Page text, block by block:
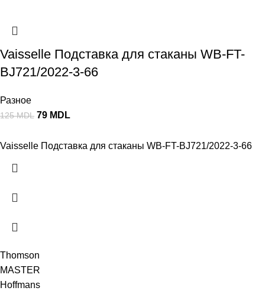
Vaisselle Подставка для cтаканы WB-FT-
BJ721/2022-3-66
Разное
125MDL 79 MDL
Vaisselle Подставка для cтаканы WB-FT-BJ721/2022-3-66
Thomson
MASTER
Hoffmans